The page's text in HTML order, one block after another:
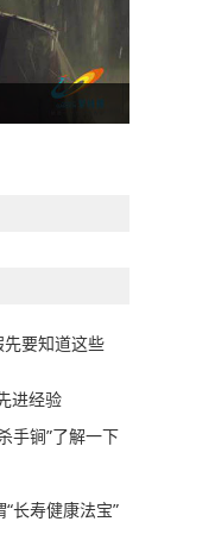
要知道这些
进经验
手锏”了解一下
“长寿健康法宝”